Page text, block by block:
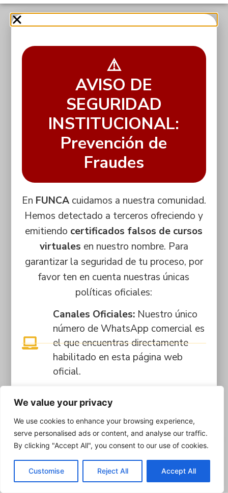
We value your privacy
We use cookies to enhance your browsing experience,
serve personalised ads or content, and analyse our traffic.
By clicking "Accept All", you consent to our use of cookies.
Customise Reject All Accept All
⚠️
AVISO DE
SEGURIDAD
INSTITUCIONAL:
Prevención de
Fraudes
En FUNCAcuidamos a nuestra comunidad.
Hemos detectado a terceros ofreciendo y
emitiendo certificados falsos de cursos
virtuales en nuestro nombre. Para
garantizar la seguridad de tu proceso, por
favor ten en cuenta nuestras únicas
políticas oficiales:
Canales Oficiales:Nuestro único
número de WhatsApp comercial es
el que encuentras directamente
habilitado en esta página web
oficial.
Pagos Seguros:
exclusivamente en nuestras sedes
físicas o mediante la plataforma
estudiantil Q10. Si realizas
transferencias bancarias (ej.
Bancolombia), la cuenta SIEMPRE